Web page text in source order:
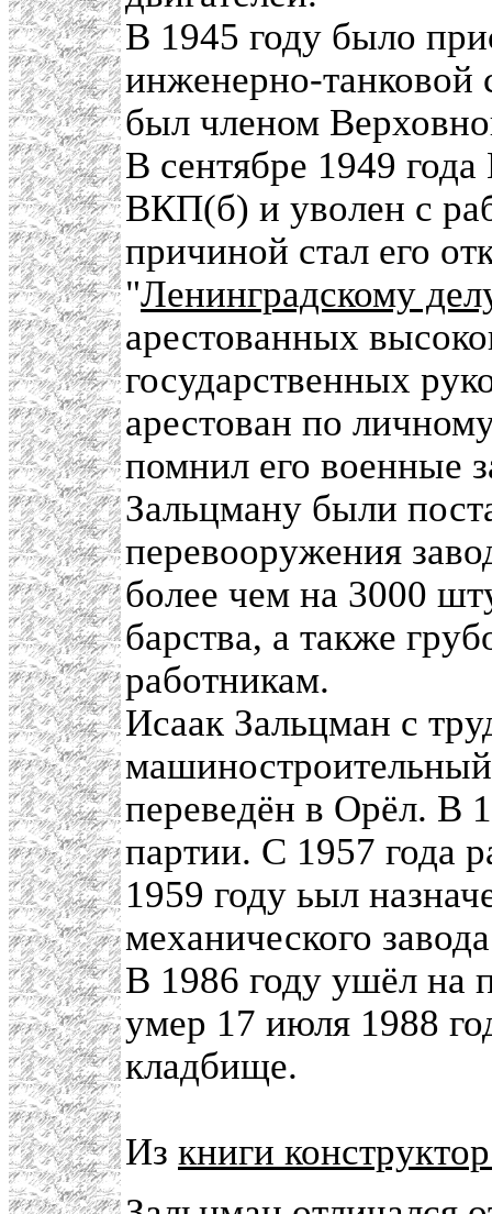
В 1945 году было
инженерно-
был членом
В сентябре 1949
ВКП(б) и уволен с
причиной стал его
"Ленинградскому
арестованных
государственных
арестован по
помнил его военные
Зальцману были
перевооружения
более чем на 3000
барства, а также
работникам.
Исаак Зальцман с
переведён в Орёл. В
партии. С 1957 года
1959 году ьыл
механического
В 1986 году ушёл на
умер 17 июля 1988
кладбище.
Из книги